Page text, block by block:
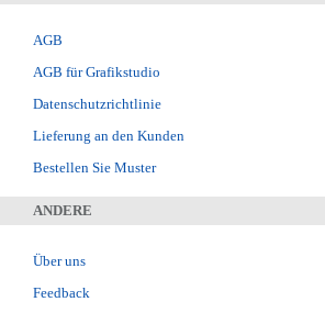
AGB
AGB für Grafikstudio
Datenschutzrichtlinie
Lieferung an den Kunden
Bestellen Sie Muster
ANDERE
Über uns
Feedback